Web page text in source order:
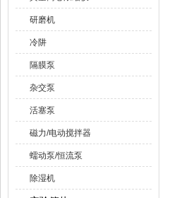
研磨机
冷阱
隔膜泵
杂交泵
活塞泵
磁力/电动搅拌器
蠕动泵/恒流泵
除湿机